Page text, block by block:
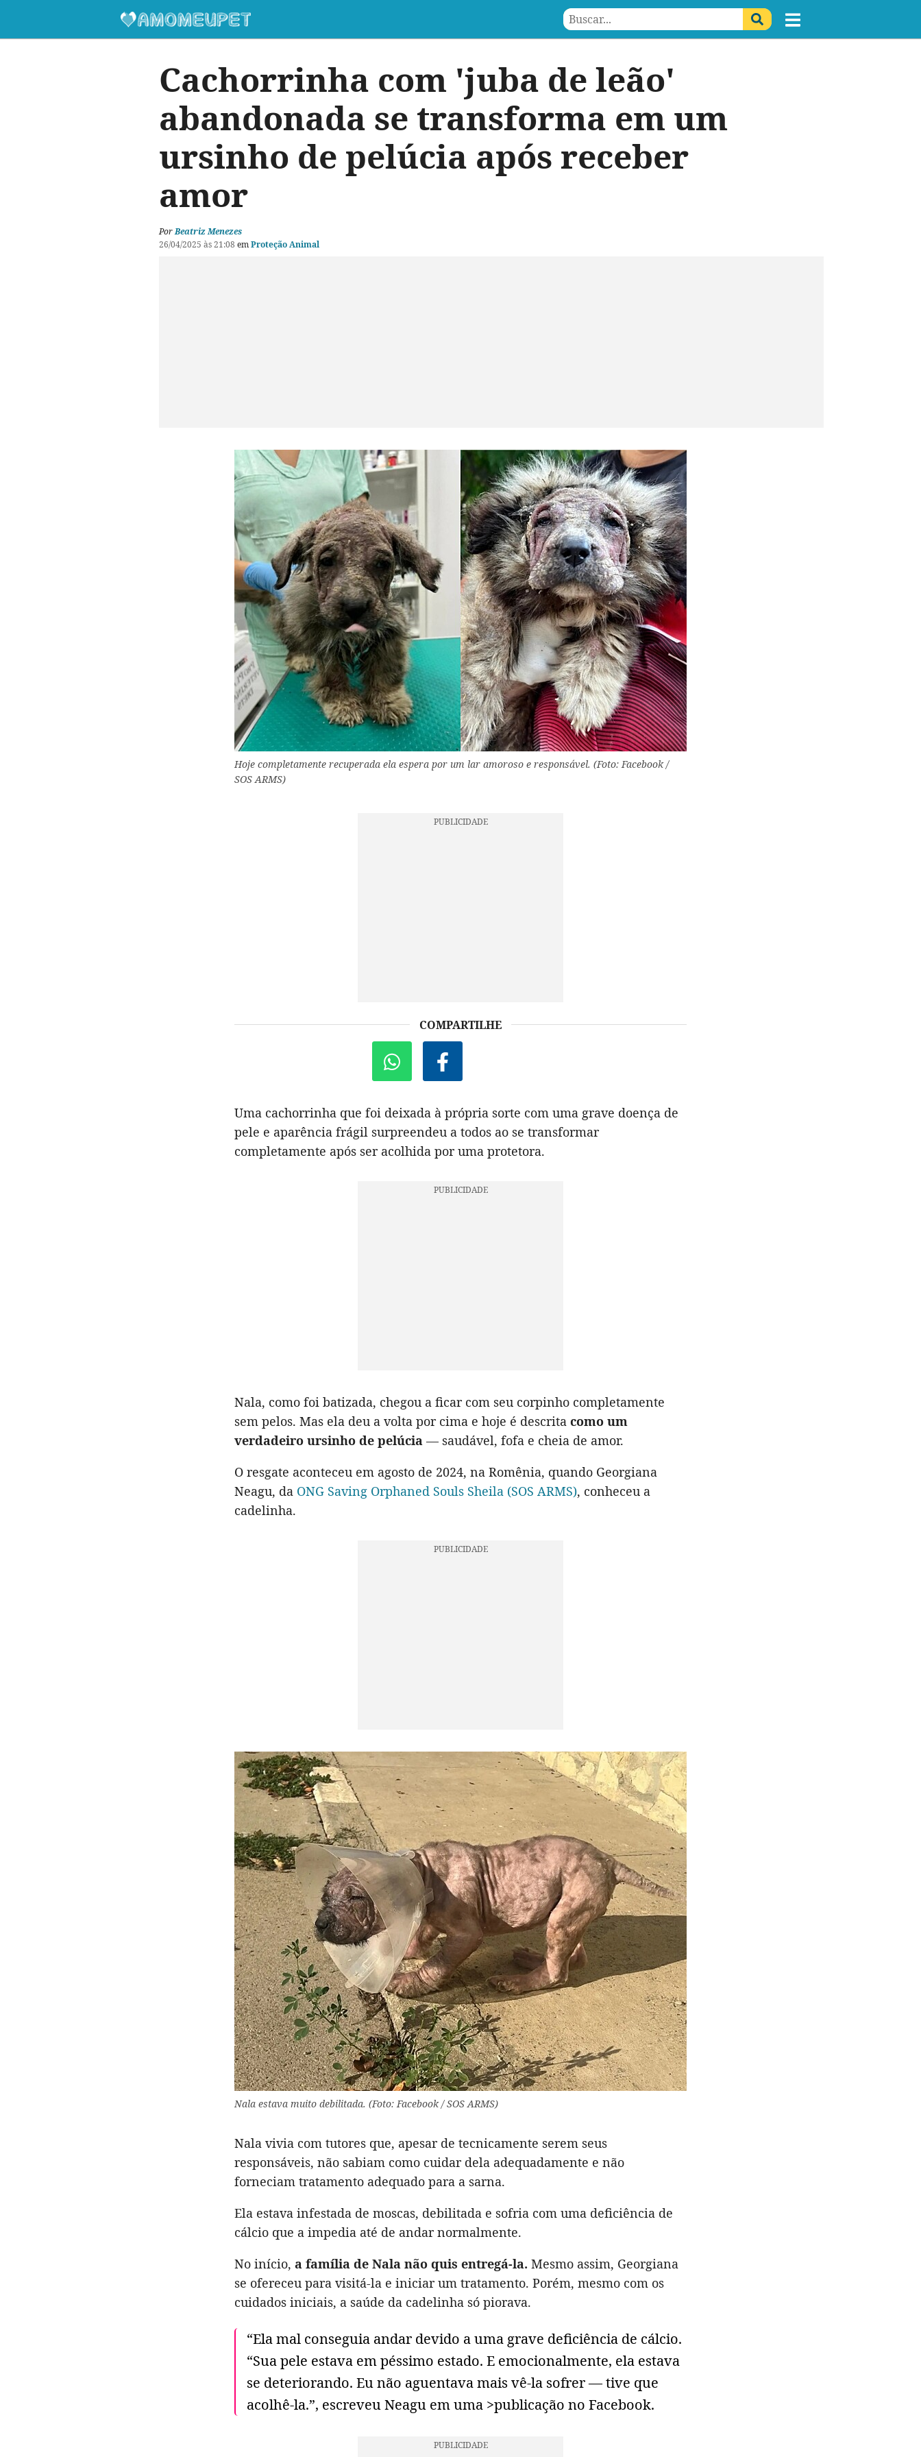
Cachorrinha com 'juba de leão'
abandonada se transforma em um
ursinho de pelúcia após receber
amor
PorBeatriz Menezes
26/04/2025 às 21:08 emProteção Animal
Hoje completamente recuperada ela espera por um lar amoroso e responsável. (Foto: Facebook /
SOS ARMS)
COMPARTILHE
Uma cachorrinha que foi deixada à própria sorte com uma grave doença de
pele e aparência frágil surpreendeu a todos ao se transformar
completamente após ser acolhida por uma protetora.
Nala, como foi batizada, chegou a ficar com seu corpinho completamente
sem pelos. Mas ela deu a volta por cima e hoje é descrita como um
verdadeiro ursinho de pelúcia — saudável, fofa e cheia de amor.
O resgate aconteceu em agosto de 2024, na Romênia, quando Georgiana
Neagu, da ONG Saving Orphaned Souls Sheila (SOS ARMS), conheceu a
cadelinha.
Nala estava muito debilitada. (Foto: Facebook / SOS ARMS)
Nala vivia com tutores que, apesar de tecnicamente serem seus
responsáveis, não sabiam como cuidar dela adequadamente e não
forneciam tratamento adequado para a sarna.
Ela estava infestada de moscas, debilitada e sofria com uma deficiência de
cálcio que a impedia até de andar normalmente.
No início, a família de Nala não quis entregá-la. Mesmo assim, Georgiana
se ofereceu para visitá-la e iniciar um tratamento. Porém, mesmo com os
cuidados iniciais, a saúde da cadelinha só piorava.
“Ela mal conseguia andar devido a uma grave deficiência de cálcio.
“Sua pele estava em péssimo estado. E emocionalmente, ela estava
se deteriorando. Eu não aguentava mais vê-la sofrer — tive que
acolhê-la.”, escreveu Neagu em uma >publicação no Facebook.